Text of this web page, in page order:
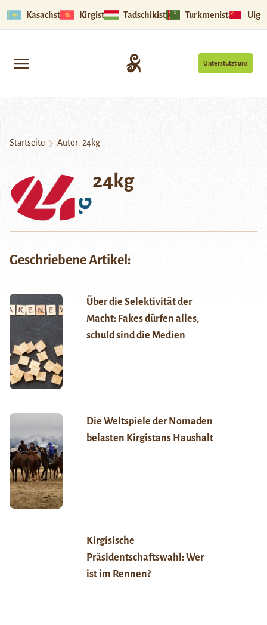
Kasachstan Kirgistan Tadschikistan Turkmenistan
Unterstützt uns
Startseite Autor: 24kg
24kg
Geschriebene Artikel:
Über die Selektivität der
Macht: Fakes dürfen alles,
schuld sind die Medien
Die Weltspiele der Nomaden
belasten Kirgistans Haushalt
Kirgisische
Präsidentschaftswahl: Wer
ist im Rennen?